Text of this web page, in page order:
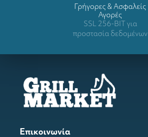
Γρήγορες & Ασφαλείς
Αγορές
SSL 256-BIT για
προστασία δεδομένων
Επικοινωνία